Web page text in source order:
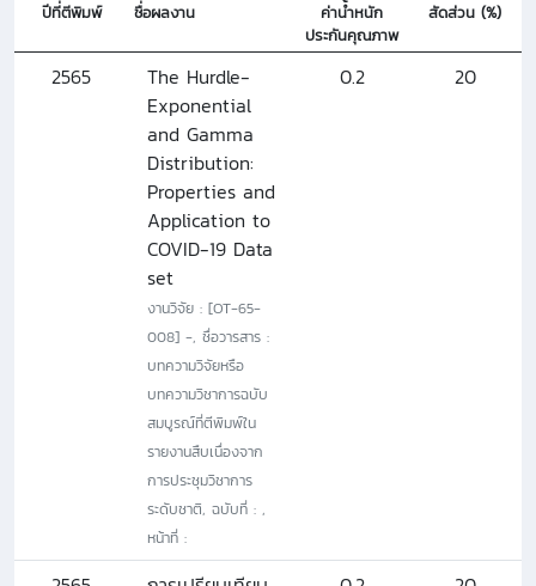
ปีที่ตีพิมพ์ ชื่อผลงาน
ค่าน้ำหนัก
ประกันคุณภาพ
สัดส่วน (%)
2565
The Hurdle-
Exponential
and Gamma
Distribution:
Properties and
Application to
COVID-19 Data
set
งานวิจัย : [OT-65-
008] -, ชื่อวารสาร :
บทความวิจัยหรือ
บทความวิชาการฉบับ
สมบูรณ์ที่ตีพิมพ์ใน
รายงานสืบเนื่องจาก
การประชุมวิชาการ
ระดับชาติ, ฉบับที่ : ,
หน้าที่ :
0.2 20